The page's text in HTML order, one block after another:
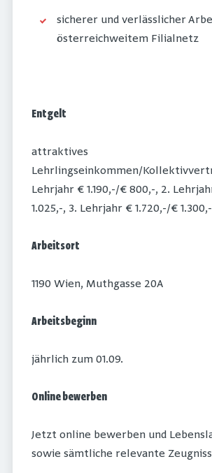
sicherer und verlässlicher
österreichweitem Filialnetz
Entgelt
attraktives
Lehrlingseinkommen/
Lehrjahr € 1.190,-/€ 800,-, 2.
1.025,-, 3. Lehrjahr € 1.720,-/€ 1.300,-
Arbeitsort
1190 Wien, Muthgasse 20A
Arbeitsbeginn
jährlich zum 01.09.
Online bewerben
Jetzt online bewerben und
sowie sämtliche relevante